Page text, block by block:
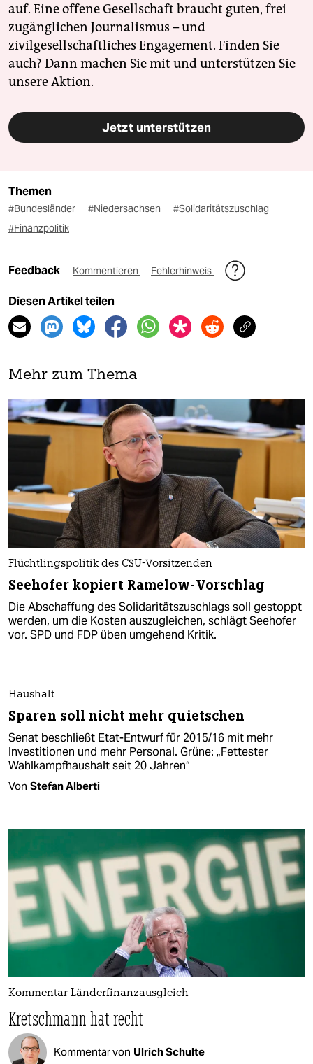
auf. Eine offene Gesellschaft braucht guten, frei
zugänglichen Journalismus – und
zivilgesellschaftliches Engagement. Finden Sie
auch? Dann machen Sie mit und unterstützen Sie
unsere Aktion.
Jetzt unterstützen
Themen
#Bundesländer #Niedersachsen
#Solidaritätszuschlag
#Finanzpolitik
Feedback Kommentieren Fehlerhinweis
Diesen Artikel teilen
Mehr zum Thema
Flüchtlingspolitik des CSU-Vorsitzenden
Seehofer kopiert Ramelow-Vorschlag
Die Abschaffung des Solidaritätszuschlags soll gestoppt
werden, um die Kosten auszugleichen, schlägt Seehofer
vor. SPD und FDP üben umgehend Kritik.
Haushalt
Sparen soll nicht mehr quietschen
Senat beschließt Etat-Entwurf für 2015/16 mit mehr
Investitionen und mehr Personal. Grüne: „Fettester
Wahlkampfhaushalt seit 20 Jahren“
Von Stefan Alberti
Kommentar Länderfinanzausgleich
Kretschmann hat recht
Kommentar von Ulrich Schulte